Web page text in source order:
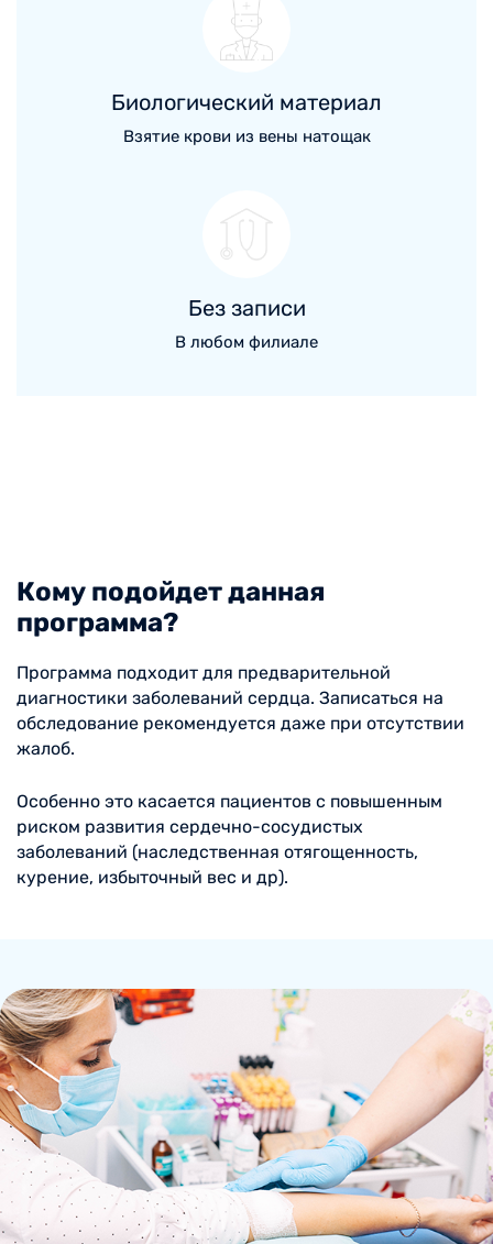
Биологический материал
Взятие крови из вены натощак
Без записи
В любом филиале
Кому подойдет данная
программа?
Программа подходит для предварительной
диагностики заболеваний сердца. Записаться на
обследование рекомендуется даже при отсутствии
жалоб.
Особенно это касается пациентов с повышенным
риском развития сердечно-сосудистых
заболеваний (наследственная отягощенность,
курение, избыточный вес и др).